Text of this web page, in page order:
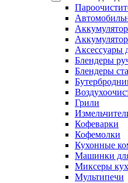
Аксессуары
Блендеры
Блендеры
Грили
Кофеварки
Кофемолки
Кухонные
Машинки
Миксеры
Мультипечи